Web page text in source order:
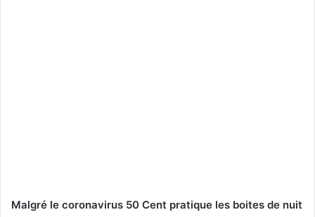
Malgré le coronavirus 50 Cent pratique les boites de nuit